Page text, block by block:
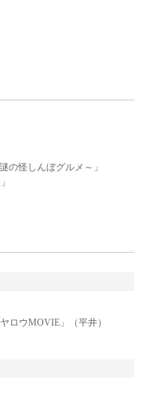
の怪しんぼグルメ～」
ロウMOVIE」（平井）